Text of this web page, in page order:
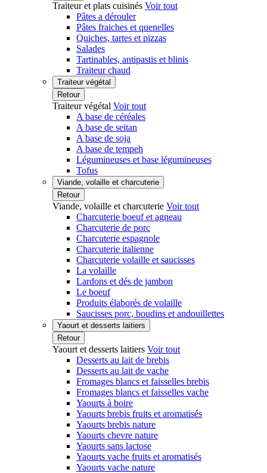
Traiteur et plats cuisinés Voir tout
Pâtes a dérouler
Pâtes fraiches et quenelles
Quiches, tartes et pizzas
Salades
Tartinables, antipastis et blinis
Traiteur chaud
Traiteur végétal
Retour
Traiteur végétal Voir tout
A base de céréales
A base de seitan
A base de soja
A base de tempeh
Légumineuses et base légumineuses
Tofus
Viande, volaille et charcuterie
Retour
Viande, volaille et charcuterie Voir tout
Charcuterie boeuf et agneau
Charcuterie de porc
Charcuterie espagnole
Charcuterie italienne
Charcuterie volaille et saucisses
La volaille
Lardons et dés de jambon
Le boeuf
Produits élaborés de volaille
Saucisses porc, boudins et andouillettes
Yaourt et desserts laitiers
Retour
Yaourt et desserts laitiers Voir tout
Desserts au lait de brebis
Desserts au lait de vache
Fromages blancs et faisselles brebis
Fromages blancs et faisselles vache
Yaourts à boire
Yaourts brebis fruits et aromatisés
Yaourts brebis nature
Yaourts chevre nature
Yaourts sans lactose
Yaourts vache fruits et aromatisés
Yaourts vache nature